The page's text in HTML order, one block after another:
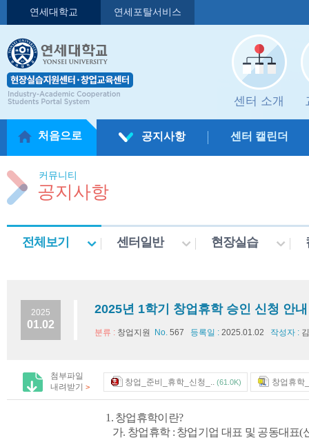
연세대학교 연세포탈서비스
센터 소개
처음으로 공지사항 센터 캘린더
커뮤니티
공지사항
전체보기 센터일반 현장실습
2025
01.02
2025년 1학기 창업휴학 승인 신청 안내
분류 : 창업지원 No. 567 등록일 : 2025.01.02 작성자 :
첨부파일
내려받기 > 창업_준비_휴학_신청_.. (61.0K) 창업휴학
1. 창업휴학이란?
가. 창업휴학 : 창업기업 대표 및 공동대표(